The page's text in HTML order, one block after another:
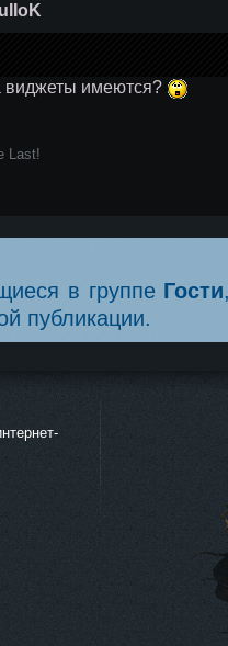
виджеты имеются?
Last!
в группе Гости
публикации.